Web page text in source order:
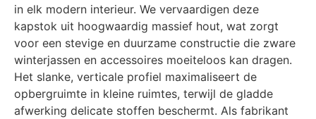
in elk modern interieur. We vervaardigen deze
kapstok uit hoogwaardig massief hout, wat zorgt
voor een stevige en duurzame constructie die zware
winterjassen en accessoires moeiteloos kan dragen.
Het slanke, verticale profiel maximaliseert de
opbergruimte in kleine ruimtes, terwijl de gladde
afwerking delicate stoffen beschermt. Als fabrikant